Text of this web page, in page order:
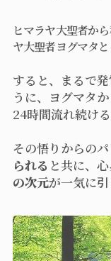
ヒマラヤ大聖者か
ヤ大聖者ヨグマタ
すると、まるで
うに、ヨグマタ
24時間流れ続け
その悟りからの
られる と共に、
の次元が一気に引